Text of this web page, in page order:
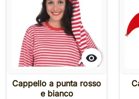

Cappello a punta rosso
e bianco